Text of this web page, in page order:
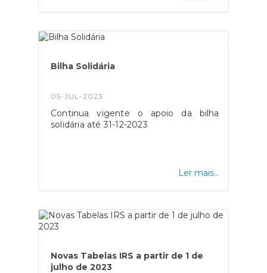
Soure/Aveiro (Oiã).Nesta fase, as
Netos, Vale Nabal, Almagreira e Vascos
Bilha Solidária
05-JUL-2023
Continua vigente o apoio da bilha
solidária até 31-12-2023
Ler mais...
Novas Tabelas IRS a partir de 1 de
julho de 2023